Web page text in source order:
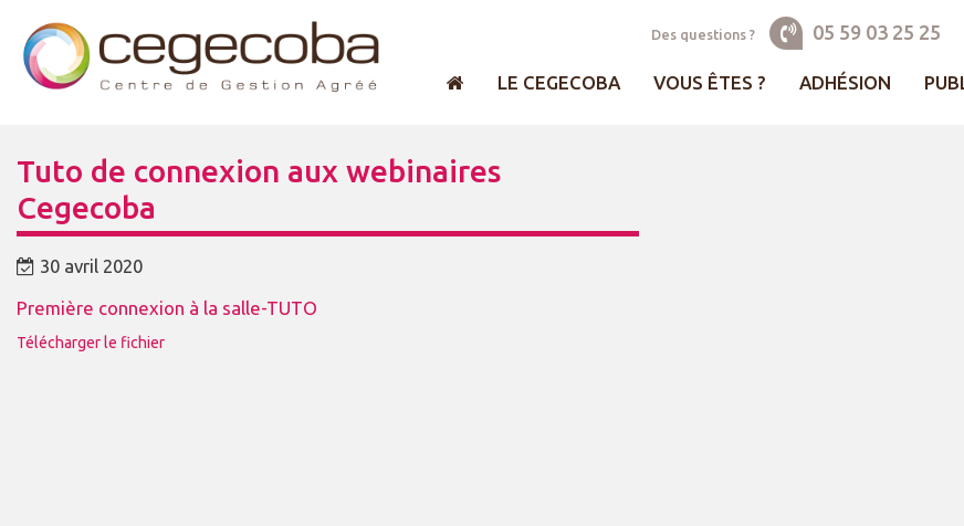
Des questions ? 05 59 03 25 25
LE CEGECOBA VOUS ÊTES ? ADHÉSION
Tuto de connexion aux webinaires
Cegecoba
30 avril 2020
Première connexion à la salle-TUTO
Télécharger le fichier